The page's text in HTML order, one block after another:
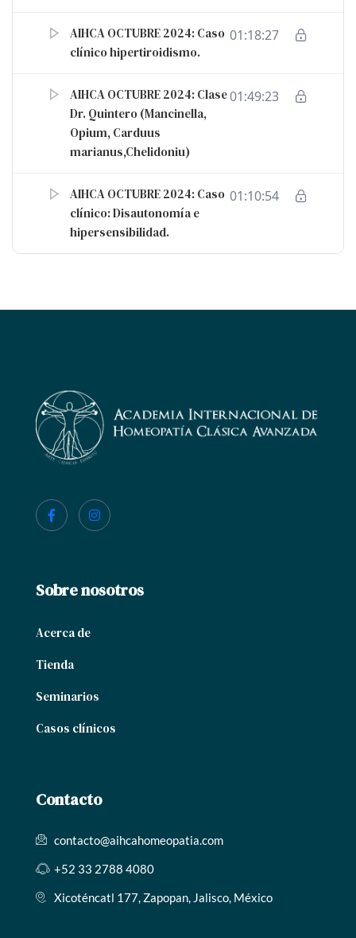
AIHCA OCTUBRE 2024: Caso
clínico hipertiroidismo.
01:18:27
AIHCA OCTUBRE 2024: Clase
Dr. Quintero (Mancinella,
Opium, Carduus
marianus,Chelidoniu)
01:49:23
AIHCA OCTUBRE 2024: Caso
clínico: Disautonomía e
hipersensibilidad.
01:10:54
Sobre nosotros
Acerca de
Tienda
Seminarios
Casos clínicos
Contacto
contacto@aihcahomeopatia.com
+52 33 2788 4080
Xicoténcatl 177, Zapopan, Jalisco, México